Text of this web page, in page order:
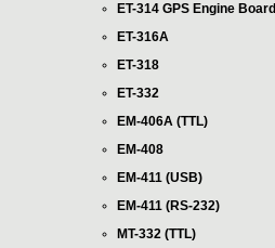
ET-314 GPS Engine Board
ET-316A
ET-318
ET-332
EM-406A (TTL)
EM-408
EM-411 (USB)
EM-411 (RS-232)
MT-332 (TTL)